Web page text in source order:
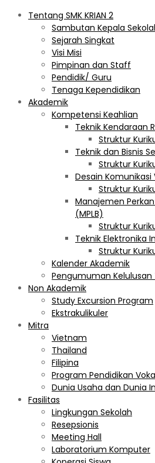
Tentang SMK KRIAN 2
Sambutan Kepala
Sejarah Singkat
Visi Misi
Pimpinan dan Staff
Pendidik/ Guru
Tenaga Kependidikan
Akademik
Kompetensi Keahlian
Teknik Kendaraan
Struktur
Teknik dan Bisnis
Struktur
Desain
Struktur
Manajemen
(MPLB)
Struktur
Teknik Elektronika
Struktur
Kalender Akademik
Pengumuman Kelulusan
Non Akademik
Study Excursion Program
Ekstrakulikuler
Mitra
Vietnam
Thailand
Filipina
Program Pendidikan
Dunia Usaha dan Dunia
Fasilitas
Lingkungan Sekolah
Resepsionis
Meeting Hall
Laboratorium Komputer